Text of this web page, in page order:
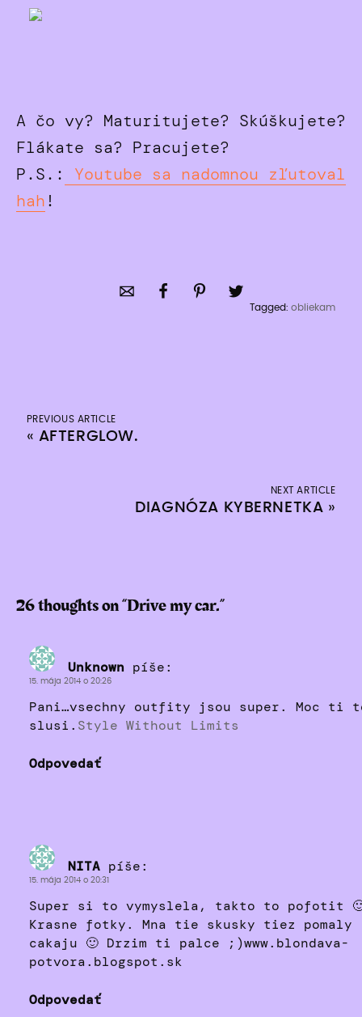
A čo vy? Maturitujete? Skúškujete?
Flákate sa? Pracujete?
P.S.:
Youtube sa nadomnou zľutoval
hah!
Tagged:obliekam
PREVIOUS ARTICLE
« AFTERGLOW.
NEXT ARTICLE
DIAGNÓZA KYBERNETKA »
26 thoughts on “Drive my car.”
Unknown píše:
15. mája 2014 o 20:26
Pani…vsechny outfity jsou super. Moc ti
slusi. Style Without Limits
Odpovedať
NITA píše:
15. mája 2014 o 20:31
Super si to vymyslela, takto to pofotit
Krasne fotky. Mna tie skusky tiez pomaly
cakaju 🙂 Drzim ti palce ;)www.blondava-
potvora.blogspot.sk
Odpovedať